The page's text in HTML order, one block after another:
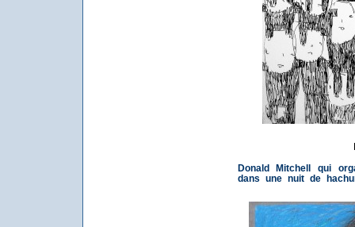
Donald Mitchell qui
dans une nuit de